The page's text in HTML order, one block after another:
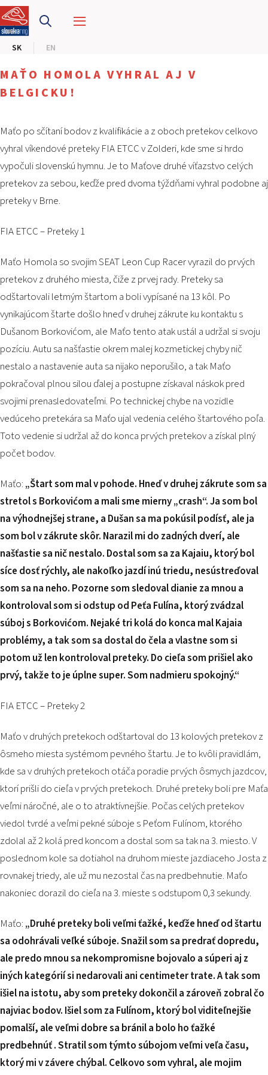
SK EN
PRETEKÁRSKY OKRUH
MOTOKÁRY
CENTRUM BEZPEČNEJ JAZDY
KALENDÁR
SK
PRE FIRMY
PODUJATIA 2026
MAŤO HOMOLA VYHRAL AJ V
BELGICKU!
Maťo po sčítaní bodov z kvalifikácie a z oboch pretekov celkovo
vyhral víkendové preteky FIA ETCC v Zolderi, kde sme si hrdo
vypočuli slovenskú hymnu. Je to Maťove druhé víťazstvo celých
pretekov za sebou, keďže pred dvoma týždňami vyhral podobne aj
preteky v Brne.
FIA ETCC – Preteky 1
Maťo Homola so svojim SEAT Leon Cup Racer vyrazil do prvých
pretekov z druhého miesta, čiže z prvej rady. Preteky sa
odštartovali letmým štartom a boli vypísané na 13 kôl. Po
vynikajúcom štarte došlo hneď v druhej zákrute ku kontaktu s
Dušanom Borkovićom, ale Maťo tento atak ustál a udržal si svoju
pozíciu. Autu sa našťastie okrem malej kozmetickej chyby nič
nestalo a nastavenie auta sa nijako neporušilo, a tak Maťo
pokračoval plnou silou ďalej a postupne získaval náskok pred
svojimi prenasledovateľmi. Po technickej chybe na vozidle
vedúceho pretekára sa Maťo ujal vedenia celého štartového poľa.
Toto vedenie si udržal až do konca prvých pretekov a získal plný
počet bodov.
Maťo: „Štart som mal v pohode. Hneď v druhej zákrute som sa
stretol s Borkovićom a mali sme mierny „crash“. Ja som bol
na výhodnejšej strane, a Dušan sa ma pokúsil podísť, ale ja
som bol v zákrute skôr. Narazil mi do zadných dverí, ale
našťastie sa nič nestalo. Dostal som sa za Kajaiu, ktorý bol
síce dosť rýchly, ale nakoľko jazdí inú triedu, nesústreďoval
som sa na neho. Pozorne som sledoval dianie za mnou a
kontroloval som si odstup od Peťa Fulína, ktorý zvádzal
súboj s Borkovićom. Nejaké tri kolá do konca mal Kajaia
problémy, a tak som sa dostal do čela a vlastne som si
potom už len kontroloval preteky. Do cieľa som prišiel ako
prvý, takže to je úplne super. Som nadmieru spokojný.“
FIA ETCC – Preteky 2
Maťo v druhých pretekoch odštartoval do 13 kolových pretekov z
ôsmeho miesta systémom pevného štartu. Je to kvôli pravidlám,
kde sa v druhých pretekoch otáča poradie prvých ôsmych jazdcov,
ktorí prišli do cieľa v prvých pretekoch. Druhé preteky boli pre Maťa
veľmi náročné, ale o to atraktívnejšie. Počas celých pretekov
viedol tvrdé a veľmi pekné súboje s Peťom Fulínom, ktorého
zdolal až 2 kolá pred koncom a dostal som sa tak na 3. miesto. V
poslednom kole sa dotiahol na druhom mieste jazdiaceho Josta z
rovnakej triedy, ale už mu nezostal čas na predbehnutie. Maťo
nakoniec dorazil do cieľa na 3. mieste s odstupom 0,3 sekundy.
Maťo: „Druhé preteky boli veľmi ťažké, keďže hneď od štartu
sa odohrávali veľké súboje. Snažil som sa predrať dopredu,
ale predo mnou sa nekompromisne bojovalo a súperi aj z
iných kategórií si nedarovali ani centimeter trate. A tak som
išiel na istotu, aby som preteky dokončil a zároveň zobral čo
najviac bodov. Išiel som za Fulínom, ktorý bol viditeľnejšie
pomalší, ale veľmi dobre sa bránil a bolo ho ťažké
predbehnúť . Stratil som týmto súbojom veľmi veľa času,
ktorý mi v závere chýbal. Celkovo som vyhral, ale mojim